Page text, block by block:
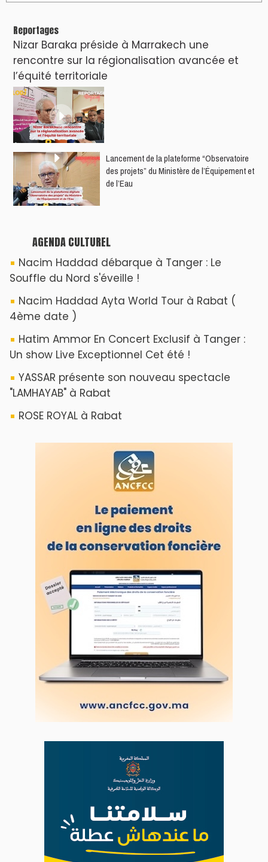
Reportages
Nizar Baraka préside à Marrakech une
rencontre sur la régionalisation avancée et
l’équité territoriale
​Lancement de la plateforme “Observatoire
des projets” du Ministère de l’Équipement et
de l’Eau
AGENDA CULTUREL
Nacim Haddad débarque à Tanger : Le
Souffle du Nord s'éveille !
Nacim Haddad Ayta World Tour à Rabat (
4ème date )
Hatim Ammor En Concert Exclusif à Tanger :
Un show Live Exceptionnel Cet été !
YASSAR présente son nouveau spectacle
"LAMHAYAB" à Rabat
ROSE ROYAL à Rabat